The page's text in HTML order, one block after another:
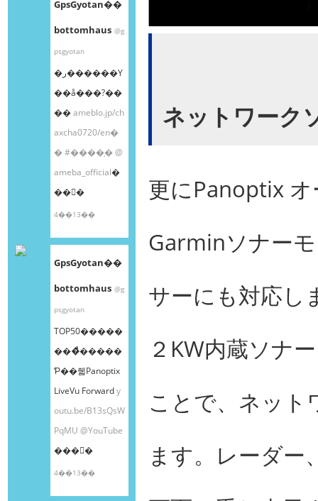
GpsGyotan��
bottomhaus @g
psgyotan
�ر������Υ
��å���?��
��ameblo.jp/ch
axcha0720/en�
�#����֥�@
ameba_official�
��󤫤�
4��13��
GpsGyotan��
bottomhaus @g
psgyotan
TOP50�����
���ͤ�����
Ƥ��줿Panoptix
LiveVu Forwardy
outu.be/B13sQsW
PqMU @YouTube
���󤫤�
4��13��
ネットワーク
更にPanoptix
Garminソナー
サーにも対応し
２KW内蔵ソナ
ことで、ネット
ます。レーダー